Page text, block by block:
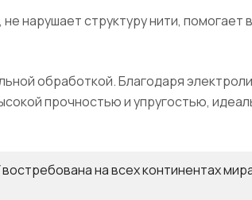
нарушает структуру нити, помогает
обработкой. Благодаря
прочностью и упругостью,
на всех континентах